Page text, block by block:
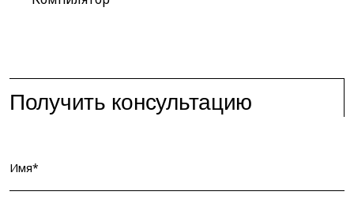
Получить консультацию
Имя*